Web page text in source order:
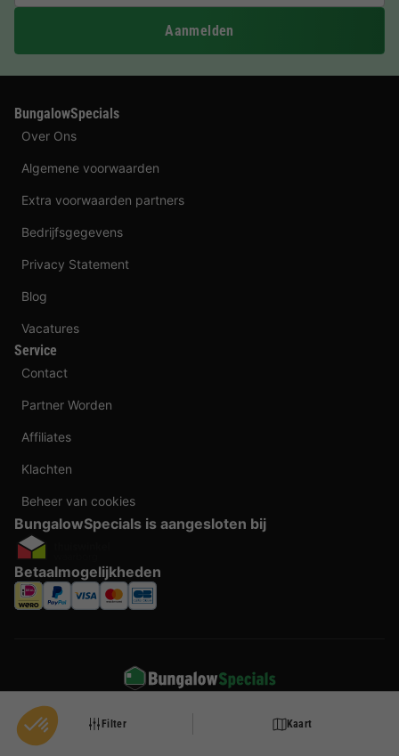
Filter Kaart
Aanmelden
BungalowSpecials
Over Ons
Algemene voorwaarden
Extra voorwaarden partners
Bedrijfsgegevens
Privacy Statement
Blog
Vacatures
Service
Contact
Partner Worden
Affiliates
Klachten
Beheer van cookies
BungalowSpecials is aangesloten bij
Betaalmogelijkheden